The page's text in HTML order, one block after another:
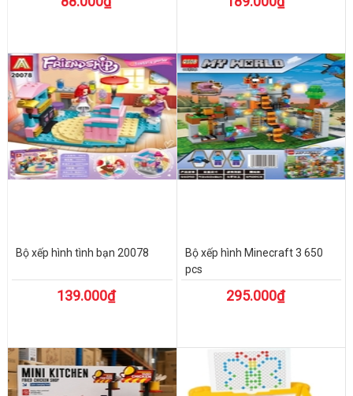
Bộ xếp hình tình bạn 20078
139.000₫
Bộ xếp hình Minecraft 3 650
pcs
295.000₫